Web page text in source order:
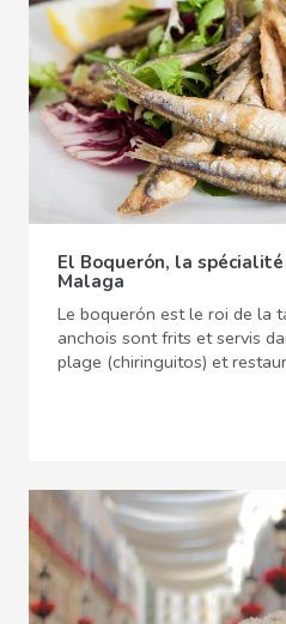
El Boquerón, la
Malaga
Le boquerón est le roi de la
anchois sont frits et servis
plage (chiringuitos) et